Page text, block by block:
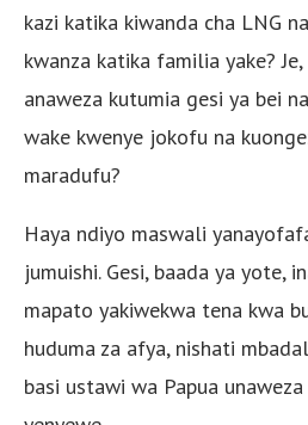
kazi katika kiwanda cha LNG
kwanza katika familia yake?
anaweza kutumia gesi ya bei
wake kwenye jokofu na
maradufu?
Haya ndiyo maswali
jumuishi. Gesi, baada ya yote,
mapato yakiwekwa tena kwa
huduma za afya, nishati
basi ustawi wa Papua